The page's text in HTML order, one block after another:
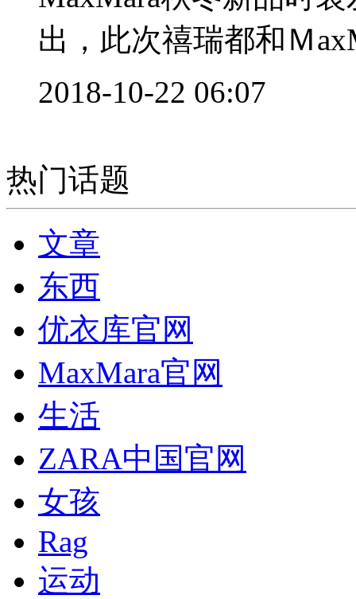
出，此次禧瑞都和Ｍ
2018-10-22 06:07
热门话题
文章
东西
优衣库官网
MaxMara官网
生活
ZARA中国官网
女孩
Rag
运动